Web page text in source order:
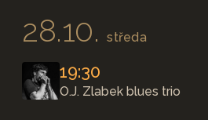
28.10.středa
19:30
O.J. Zlabek blues trio